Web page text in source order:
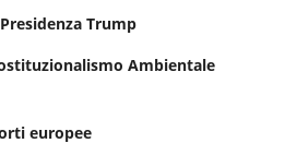
Trump
Ambientale
europee